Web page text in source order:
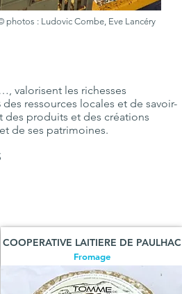
photos : Ludovic Combe, Eve Lancéry
valorisent les richesses
des ressources locales et de savoir-
des produits et des créations
de ses patrimoines.
COOPERATIVE LAITIERE DE PAULHAC
Fromage